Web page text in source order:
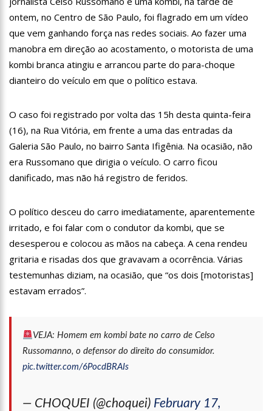
A Vitória Do Empreendedorismo
09:04 BOMBA! Pastor é coagido por sistema político da Ieadam para
adesivar seu veículo com candidatos da instituição – Veja vídeo!
15:00 Com a família, Israel Carvalho participa de ato pró-Brasil
neste 07 de setembro
23:40 Hissa Abrahão critica decisão de Barroso sobre piso salarial
de enfermeiros
18:08 Com quase 300 mil votos para o Senado em 2018, Hissa é
recebido por multidão na zona Sul de Manaus
12:51
Hissa Abrahão dispara e deve ser o primeiro no Avante à
Câmara Federal
Eldorado
22:45 Hissa Abrahão tem candidatura deferida pela Justiça Eleitoral
20:33 Hissa Abrahão pede aos eleitores que compareçam às urnas
Tecnologia 5G: Sinal em Manaus será ativado até novembro
18:03 Bolsistas do Prouni começam a receber hoje auxílio de R$
400
17:50 Pesquisa aponta que tecnologia pode ajudar na melhoria da
obras para combater desemprego? fome e miséria
ontem, no Centro de São Paulo, foi flagrado em um vídeo
que vem ganhando força nas redes sociais. Ao fazer uma
manobra em direção ao acostamento, o motorista de uma
kombi branca atingiu e arrancou parte do para-choque
dianteiro do veículo em que o político estava.
O caso foi registrado por volta das 15h desta quinta-feira
(16), na Rua Vitória, em frente a uma das entradas da
Galeria São Paulo, no bairro Santa Ifigênia. Na ocasião, não
era Russomano que dirigia o veículo. O carro ficou
danificado, mas não há registro de feridos.
O político desceu do carro imediatamente, aparentemente
irritado, e foi falar com o condutor da kombi, que se
desesperou e colocou as mãos na cabeça. A cena rendeu
gritaria e risadas dos que gravavam a ocorrência. Várias
testemunhas diziam, na ocasião, que “os dois [motoristas]
estavam errados”.
VEJA: Homem em kombi bate no carro de Celso
Russomanno, o defensor do direito do consumidor.
pic.twitter.com/6PocdBRAIs
— CHOQUEI (@choquei) February 17,